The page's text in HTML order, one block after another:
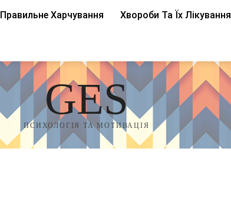
Правильне Харчування Хвороби Та Їх Лікування
GES
ПСИХОЛОГІЯ ТА МОТИВАЦІЯ